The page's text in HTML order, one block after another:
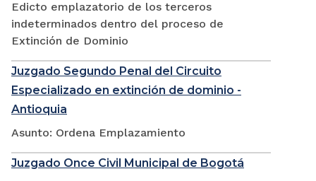
Edicto emplazatorio de los terceros
indeterminados dentro del proceso de
Extinción de Dominio
Juzgado Segundo Penal del Circuito
Especializado en extinción de dominio -
Antioquia
Asunto: Ordena Emplazamiento
Juzgado Once Civil Municipal de Bogotá